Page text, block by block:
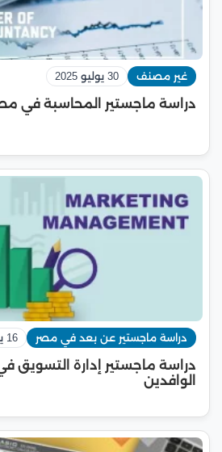
غير مصنف 30 يوليو 2025
دراسة ماجستير المحاسبة في
دراسة ماجستير عن بعد في مصر 16 يوليو 2025
دراسة ماجستير إدارة التسويق
الوافدين